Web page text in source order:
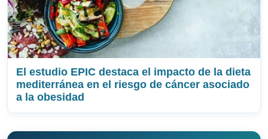
El estudio EPIC destaca el impacto de la dieta
mediterránea en el riesgo de cáncer asociado
a la obesidad